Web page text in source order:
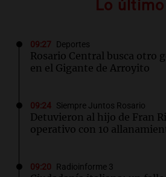
Lo último
09:27 Deportes
Rosario Central busca otro
en el Gigante de Arroyito
09:24 Siempre Juntos Rosario
Detuvieron al hijo de Fran
operativo con 10
09:20 Radioinforme 3